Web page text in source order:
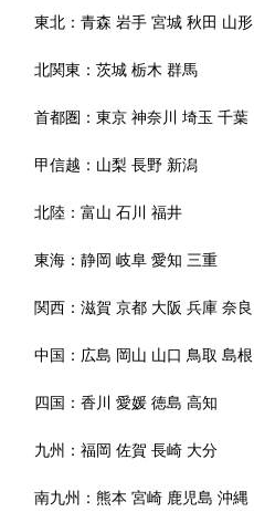
東北：青森 岩手 宮城 秋田 山形
北関東：茨城 栃木 群馬
首都圏：東京 神奈川 埼玉 千葉
甲信越： 山梨 長野 新潟
北陸：富山 石川 福井
東海：静岡 岐阜 愛知 三重
関西：滋賀 京都 大阪 兵庫 奈良
中国： 広島 岡山 山口 鳥取 島根
四国：香川 愛媛 徳島 高知
九州：福岡 佐賀 長崎 大分
南九州：熊本 宮崎 鹿児島 沖縄